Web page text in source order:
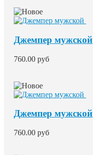
Джемпер мужской
760.00 руб
Джемпер мужской
760.00 руб